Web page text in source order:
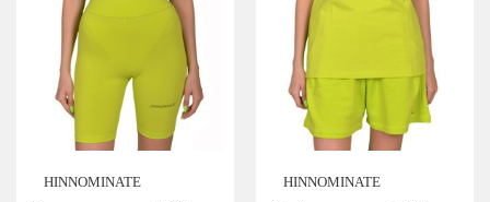
HINNOMINATE
HINNOMINATE